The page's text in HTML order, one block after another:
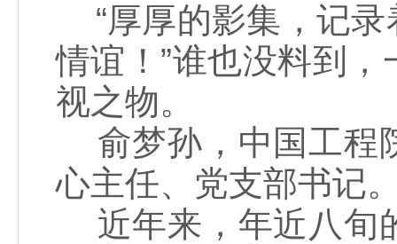
“厚厚的影集，记录
情谊！”谁也没料到
视之物。
俞梦孙，中国工程
心主任、党支部书记
近年来，年近八旬